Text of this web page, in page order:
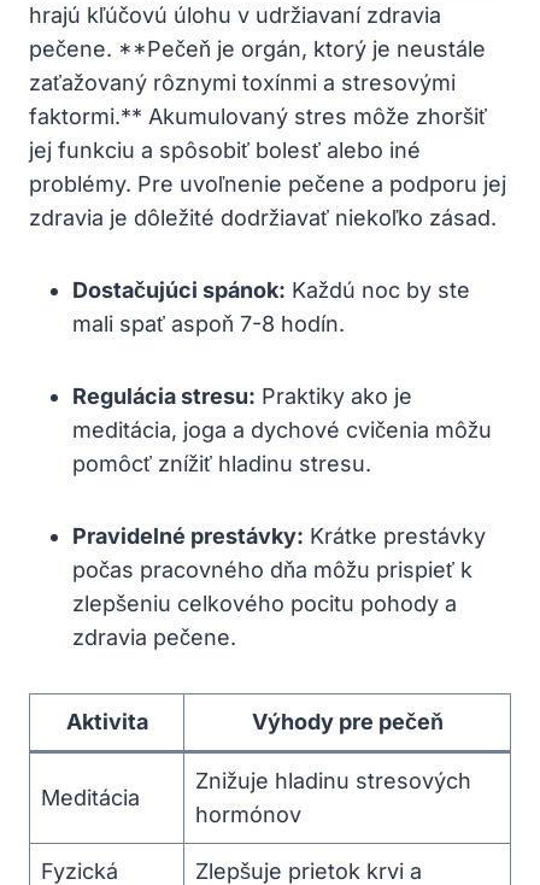
hrajú kľúčovú úlohu v udržiavaní zdravia
pečene. **Pečeň je orgán, ktorý je neustále
zaťažovaný rôznymi toxínmi a stresovými
faktormi.** Akumulovaný stres môže zhoršiť
jej funkciu a spôsobiť bolesť alebo iné
problémy. Pre uvoľnenie pečene a podporu jej
zdravia je dôležité dodržiavať niekoľko zásad.
Dostačujúci spánok: Každú noc by ste
mali spať aspoň 7-8 hodín.
Regulácia stresu: Praktiky ako je
meditácia, joga a dychové cvičenia môžu
pomôcť znížiť hladinu stresu.
Pravidelné prestávky: Krátke prestávky
počas pracovného dňa môžu prispieť k
zlepšeniu celkového pocitu pohody a
zdravia pečene.
Aktivita Výhody pre pečeň
Meditácia
Znižuje hladinu stresových
hormónov
Fyzická
Zlepšuje prietok krvi a